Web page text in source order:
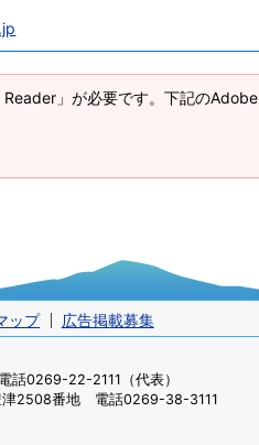
」が必要です。下記のAdobe
ップ 広告掲載募集
0269-22-2111（代表）
2508番地 電話0269-38-3111